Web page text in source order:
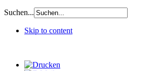
Suchen...
Skip to content